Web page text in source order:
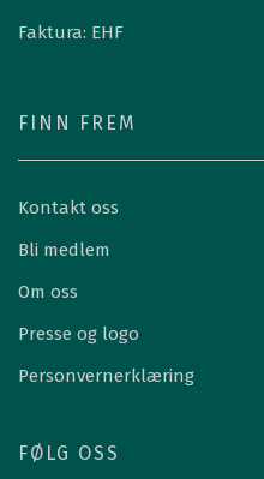
Faktura: EHF
FINN FREM
Kontakt oss
Bli medlem
Om oss
Presse og logo
Personvernerklæring
FØLG OSS